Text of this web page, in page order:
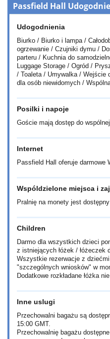
Passfield Hall
Udogodnienia
Biurko / Biurko i lampa /
ogrzewanie / Czujniki dymu /
parteru / Kuchnia do
Luggage Storage / Ogród /
/ Toaleta / Umywalka / Wejście
dla osób niewidomych /
Posilki i napoje
Goście mają dostęp do
Internet
Passfield Hall oferuje darmowe
Wspóldzielone miejsca i
Pralnię na monety jest
Children
Darmo dla wszystkich dzieci
z istniejących łóżek / łóżeczek
Wszystkie rezerwacje z
"szczególnych wniosków" w
Dodatkowe rozkładane łóżka
Inne uslugi
Przechowalni bagażu są
15:00 GMT.
Przechowalnię bagażu